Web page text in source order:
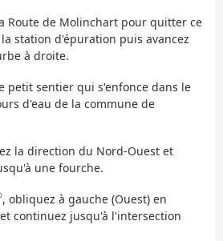
Route de Molinchart pour quitter ce
station d'épuration puis avancez
à droite.
petit sentier qui s'enfonce dans le
d'eau de la commune de
la direction du Nord-Ouest et
une fourche.
, obliquez à gauche (Ouest) en
continuez jusqu'à l'intersection